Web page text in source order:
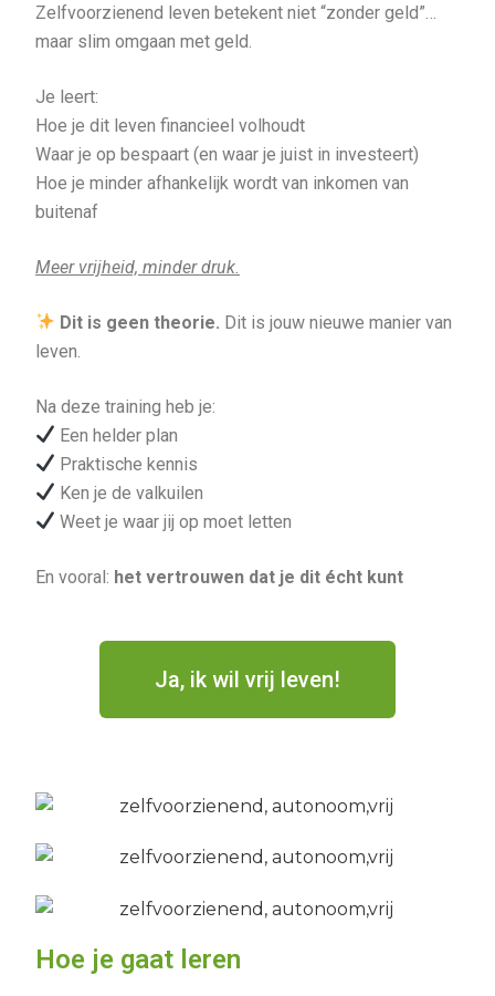
Zelfvoorzienend leven betekent niet “zonder geld”…
maar slim omgaan met geld.
Je leert:
Hoe je dit leven financieel volhoudt
Waar je op bespaart (en waar je juist in investeert)
Hoe je minder afhankelijk wordt van inkomen van
buitenaf
Meer vrijheid, minder druk.
Dit is geen theorie. Dit is jouw nieuwe manier van
leven.
Na deze training heb je:
Een helder plan
Praktische kennis
Ken je de valkuilen
Weet je waar jij op moet letten
En vooral: het vertrouwen dat je dit écht kunt
Ja, ik wil vrij leven!
Hoe je gaat leren